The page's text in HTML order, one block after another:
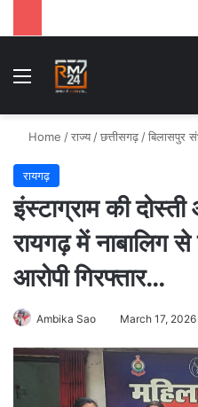
Menu
Home /राज्य /छत्तीसगढ़ /बिलासपुर
रायगढ़
इंस्टाग्राम की
रायगढ़ में नाबालिग
आरोपी गिरफ्तार…
Ambika Sao March 17, 2026